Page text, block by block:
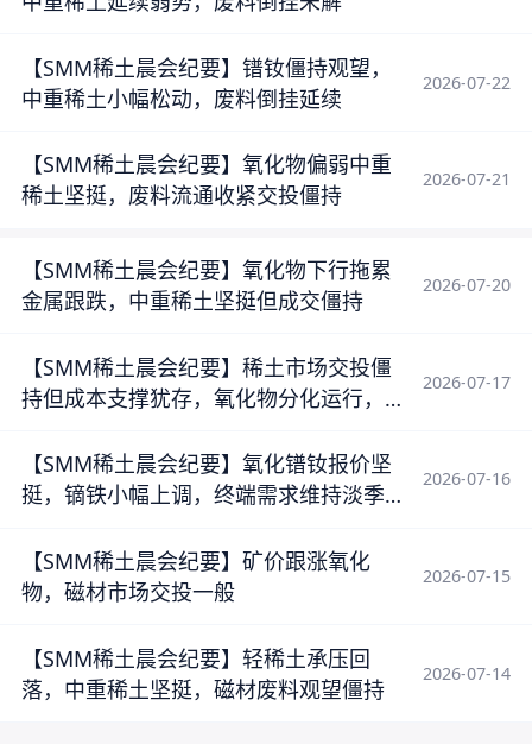
【SMM稀土晨会纪要】镨钕僵持观望，
中重稀土小幅松动，废料倒挂延续
2026-07-22
【SMM稀土晨会纪要】氧化物偏弱中重
稀土坚挺，废料流通收紧交投僵持
2026-07-21
【SMM稀土晨会纪要】氧化物下行拖累
金属跟跌，中重稀土坚挺但成交僵持
2026-07-20
【SMM稀土晨会纪要】稀土市场交投僵
持但成本支撑犹存，氧化物分化运行，
2026-07-17
【SMM稀土晨会纪要】氧化镨钕报价坚
挺，镝铁小幅上调，终端需求维持淡季
2026-07-16
【SMM稀土晨会纪要】矿价跟涨氧化
物，磁材市场交投一般
2026-07-15
【SMM稀土晨会纪要】轻稀土承压回
落，中重稀土坚挺，磁材废料观望僵持
2026-07-14